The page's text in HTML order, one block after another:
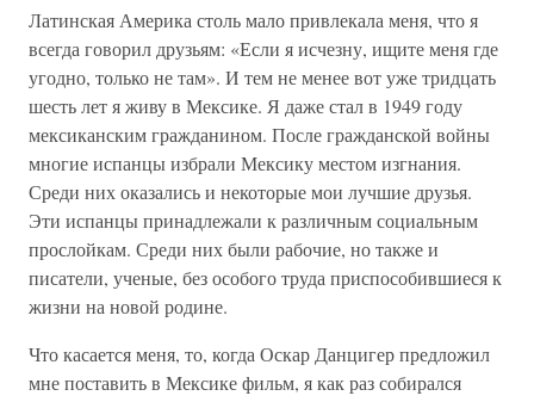
Латинская Америка столь мало привлекала меня, что я
всегда говорил друзьям: «Если я исчезну, ищите меня где
угодно, только не там». И тем не менее вот уже тридцать
шесть лет я живу в Мексике. Я даже стал в 1949 году
мексиканским гражданином. После гражданской войны
многие испанцы избрали Мексику местом изгнания.
Среди них оказались и некоторые мои лучшие друзья.
Эти испанцы принадлежали к различным социальным
прослойкам. Среди них были рабочие, но также и
писатели, ученые, без особого труда приспособившиеся к
жизни на новой родине.
Что касается меня, то, когда Оскар Данцигер предложил
мне поставить в Мексике фильм, я как раз собирался